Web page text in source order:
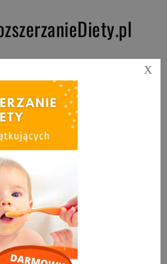
zakwasu dla
dziecka
X